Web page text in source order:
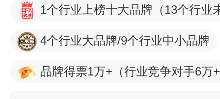
1个行业上榜十大品牌 （13个行业
4个行业大品牌/9个行业中小品牌
品牌得票1万+ （行业竞争对手6万